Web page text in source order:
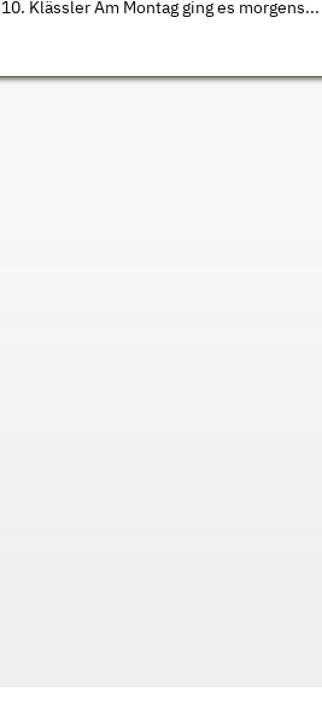
Klässler Am Montag ging es morgens...